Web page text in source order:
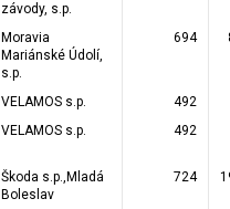
závody, s.p.
Moravia
Mariánské Údolí,
s.p.
694
VELAMOS s.p.
492
VELAMOS s.p. 492
Škoda s.p.,Mladá
Boleslav
724